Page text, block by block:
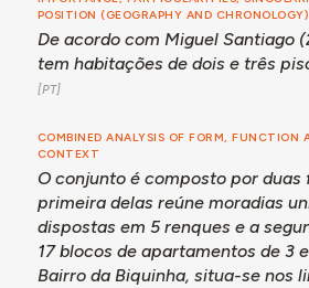
POSITION (GEOGRAPHY AND CHRONOLOGY)
De acordo com Miguel Santiago
tem habitações de dois e três
COMBINED ANALYSIS OF FORM, FUNCTION
CONTEXT
O conjunto é composto por duas
primeira delas reúne moradias
dispostas em 5 renques e a
17 blocos de apartamentos de 3
Bairro da Biquinha, situa-se nos